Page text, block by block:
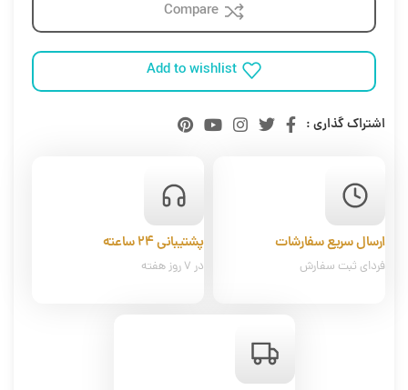
Compare
Add to wishlist
اشتراک گذاری :
ارسال سریع سفارشات
فردای ثبت سفارش
پشتیبانی ۲۴ ساعته
در ۷ روز هفته